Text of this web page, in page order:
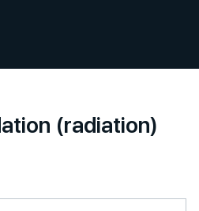
(radiation)